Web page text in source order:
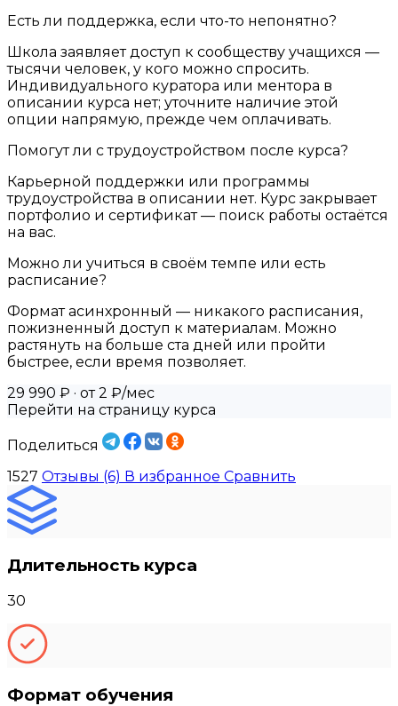
Есть ли поддержка, если что-то непонятно?
Школа заявляет доступ к сообществу учащихся —
тысячи человек, у кого можно спросить.
Индивидуального куратора или ментора в
описании курса нет; уточните наличие этой
опции напрямую, прежде чем оплачивать.
Помогут ли с трудоустройством после курса?
Карьерной поддержки или программы
трудоустройства в описании нет. Курс закрывает
портфолио и сертификат — поиск работы остаётся
на вас.
Можно ли учиться в своём темпе или есть
расписание?
Формат асинхронный — никакого расписания,
пожизненный доступ к материалам. Можно
растянуть на больше ста дней или пройти
быстрее, если время позволяет.
29 990 ₽ · от 2 ₽/мес
Перейти на страницу курса
Поделиться
1527 Отзывы (6) В избранное Сравнить
Длительность курса
30
Формат обучения